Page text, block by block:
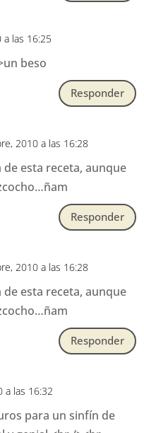
las 16:25
beso
Responder
2010 a las 16:28
esta receta, aunque
Responder
2010 a las 16:28
esta receta, aunque
Responder
a las 16:32
para un sinfín de